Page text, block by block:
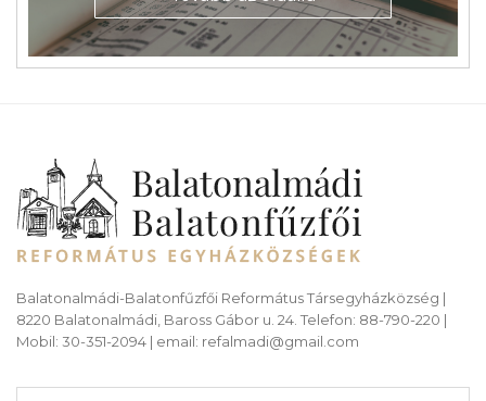
Balatonalmádi-Balatonfűzfői Református Társegyházközség |
8220 Balatonalmádi, Baross Gábor u. 24. Telefon: 88-790-220 |
Mobil: 30-351-2094 | email: refalmadi@gmail.com